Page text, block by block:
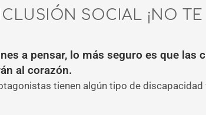
SOCIAL ¡NO TE
a pensar, lo más seguro es que las
al corazón.
tienen algún tipo de